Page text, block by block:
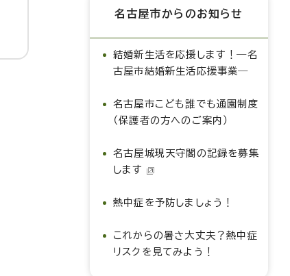
名古屋市からのお知らせ
結婚新生活を応援します！―名
古屋市結婚新生活応援事業―
名古屋市こども誰でも通園制度
（保護者の方へのご案内）
名古屋城現天守閣の記録を募集
します
熱中症を予防しましょう！
これからの暑さ大丈夫？熱中症
リスクを見てみよう！